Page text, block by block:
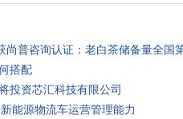
尚普咨询认证：老白茶储备量全国
搭配
投资芯汇科技有限公司
能源物流车运营管理能力